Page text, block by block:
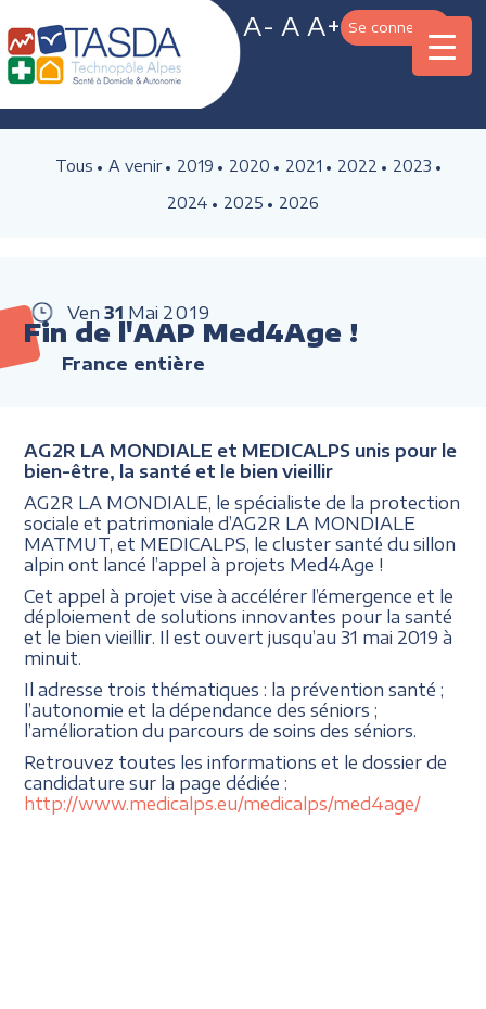
A- A A+ Se connecter
Tous A venir 2019 2020 2021 2022
2023
2024
2025 2026
Ven 31 Mai 2019
Fin de l'AAP Med4Age !
France entière
AG2R LA MONDIALE et MEDICALPS unis pour le
bien-être, la santé et le bien vieillir
AG2R LA MONDIALE, le spécialiste de la protection
sociale et patrimoniale d’AG2R LA MONDIALE
MATMUT, et MEDICALPS, le cluster santé du sillon
alpin ont lancé l’appel à projets Med4Age !
Cet appel à projet vise à accélérer l’émergence et le
déploiement de solutions innovantes pour la santé
et le bien vieillir. Il est ouvert jusqu’au 31 mai 2019 à
minuit.
Il adresse trois thématiques : la prévention santé ;
l’autonomie et la dépendance des séniors ;
l’amélioration du parcours de soins des séniors.
Retrouvez toutes les informations et le dossier de
candidature sur la page dédiée :
http://www.medicalps.eu/medicalps/med4age/